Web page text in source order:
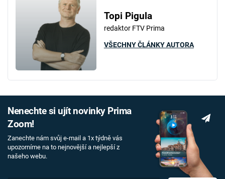
Topi Pigula
redaktor FTV Prima
VŠECHNY ČLÁNKY AUTORA
Nenechte si ujít novinky Prima
Zoom!
Zanechte nám svůj e-mail a 1x týdně vás
upozorníme na to nejnovější a nejlepší z
našeho webu.